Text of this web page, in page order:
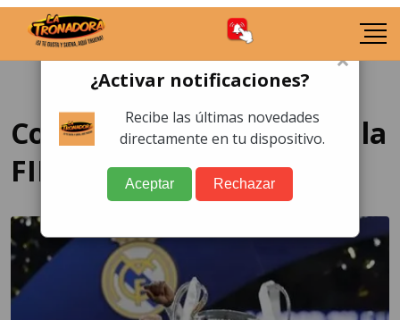
Copa Intercontinental de la
FIFA 2024
×
¿Activar notificaciones?
Recibe las últimas novedades
directamente en tu dispositivo.
Aceptar Rechazar